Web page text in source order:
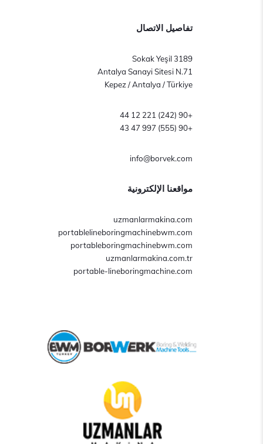
تفاصيل الاتصال
3189 Sokak Yeşil
Antalya Sanayi Sitesi N.71
Kepez / Antalya / Türkiye
+90 (242) 221 12 44
+90 (555) 997 47 43
info@borvek.com
مواقعنا الإلكترونية
uzmanlarmakina.com
portablelineboringmachinebwm.com
portableboringmachinebwm.com
uzmanlarmakina.com.tr
portable-lineboringmachine.com